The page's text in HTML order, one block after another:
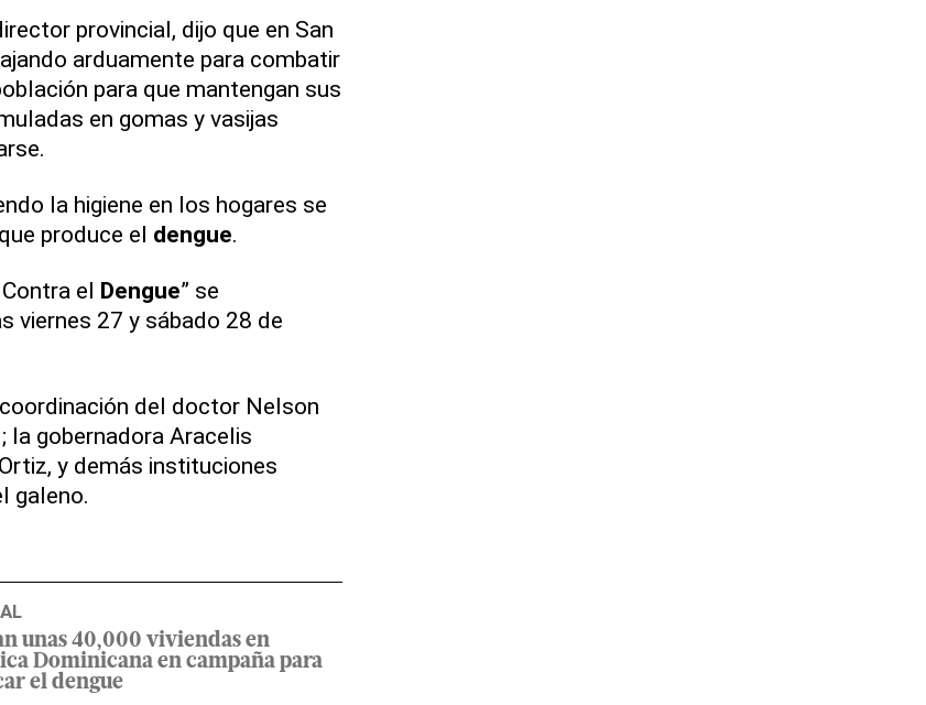
provincial, dijo que en San
arduamente para combatir
para que mantengan sus
en gomas y vasijas
la higiene en los hogares se
produce el dengue.
el Dengue” se
viernes 27 y sábado 28 de
del doctor Nelson
la gobernadora Aracelis
y demás instituciones
galeno.
unas 40,000 viviendas en
Dominicana en campaña para
el dengue